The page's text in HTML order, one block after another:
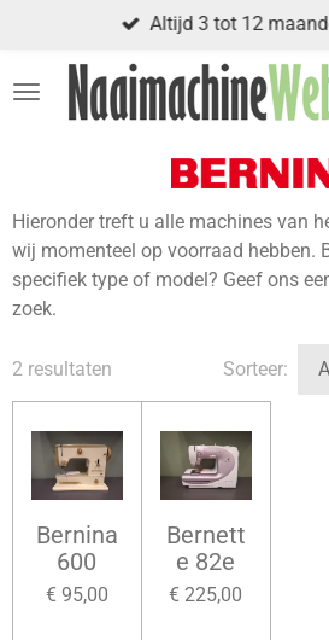
naar
Altijd 3 tot 12
Hieronder treft u alle machines van
wij momenteel op voorraad hebben.
specifiek type of model? Geef ons
zoek.
2 resultaten Sorteer:
Bernina
600
€ 95,00
Bernett
e 82e
€ 225,00